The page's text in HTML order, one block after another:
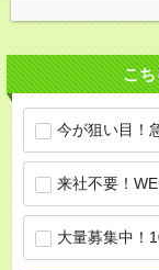
こち
今が狙い目！
来社不要！
大量募集中！